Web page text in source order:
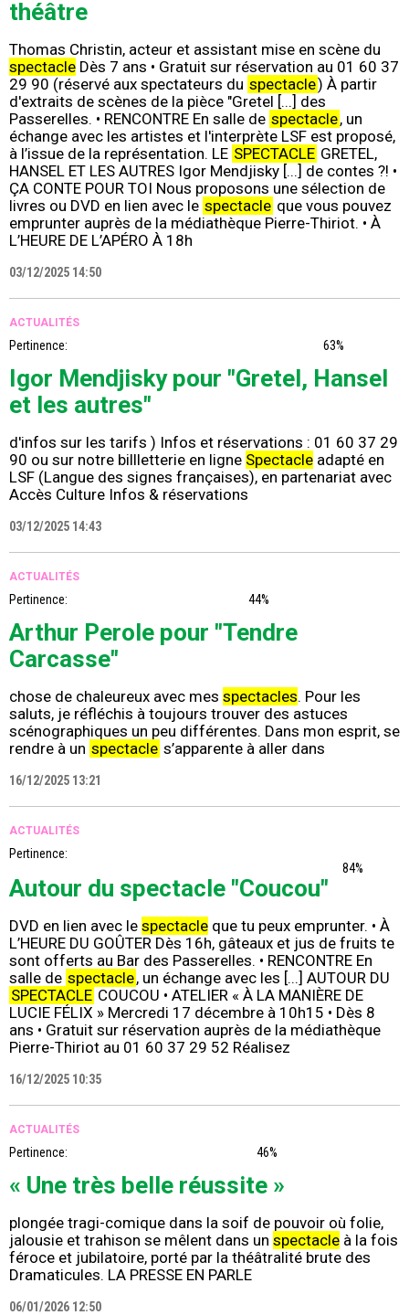
théâtre
Thomas Christin, acteur et assistant mise en scène du
spectacle Dès 7 ans • Gratuit sur réservation au 01 60 37
29 90 (réservé aux spectateurs du spectacle) À partir
d'extraits de scènes de la pièce "Gretel [...] des
Passerelles. • RENCONTRE En salle de spectacle, un
échange avec les artistes et l'interprète LSF est proposé,
à l’issue de la représentation. LE SPECTACLE GRETEL,
HANSEL ET LES AUTRES Igor Mendjisky [...] de contes ?! •
ÇA CONTE POUR TOI Nous proposons une sélection de
livres ou DVD en lien avec le spectacle que vous pouvez
emprunter auprès de la médiathèque Pierre-Thiriot. • À
L’HEURE DE L’APÉRO À 18h
03/12/2025 14:50
ACTUALITÉS
Pertinence: 63%
Igor Mendjisky pour "Gretel, Hansel
et les autres"
d'infos sur les tarifs ) Infos et réservations : 01 60 37 29
90 ou sur notre billletterie en ligne Spectacle adapté en
LSF (Langue des signes françaises), en partenariat avec
Accès Culture Infos & réservations
03/12/2025 14:43
ACTUALITÉS
Pertinence: 44%
Arthur Perole pour "Tendre
Carcasse"
chose de chaleureux avec mes spectacles. Pour les
saluts, je réfléchis à toujours trouver des astuces
scénographiques un peu différentes. Dans mon esprit, se
rendre à un spectacle s’apparente à aller dans
16/12/2025 13:21
ACTUALITÉS
Pertinence:
84%
Autour du spectacle "Coucou"
DVD en lien avec le spectacle que tu peux emprunter. • À
L’HEURE DU GOÛTER Dès 16h, gâteaux et jus de fruits te
sont offerts au Bar des Passerelles. • RENCONTRE En
salle de spectacle, un échange avec les [...] AUTOUR DU
SPECTACLE COUCOU • ATELIER « À LA MANIÈRE DE
LUCIE FÉLIX » Mercredi 17 décembre à 10h15 • Dès 8
ans • Gratuit sur réservation auprès de la médiathèque
Pierre-Thiriot au 01 60 37 29 52 Réalisez
16/12/2025 10:35
ACTUALITÉS
Pertinence: 46%
« Une très belle réussite »
plongée tragi-comique dans la soif de pouvoir où folie,
jalousie et trahison se mêlent dans un spectacle à la fois
féroce et jubilatoire, porté par la théâtralité brute des
Dramaticules. LA PRESSE EN PARLE
06/01/2026 12:50